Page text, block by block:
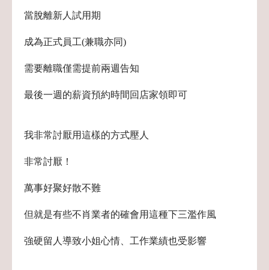
當脫離新人試用期
成為正式員工(兼職亦同)
需要離職僅需提前兩週告知
最後一週的薪資預約時間回店家領即可
我非常討厭用這樣的方式壓人
非常討厭！
萬事好聚好散不難
但就是有些不肖業者的確會用這種下三濫作風
強硬留人導致小姐心情、工作業績也受影響